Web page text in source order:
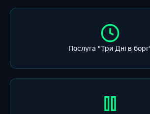
Послуга "Три Дні в